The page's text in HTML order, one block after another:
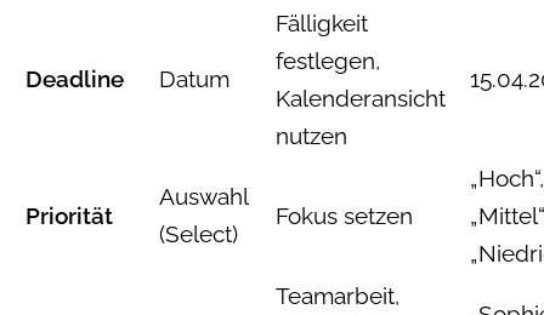
Deadline Datum
Fälligkeit
festlegen,
Kalenderansicht
nutzen
Priorität
Auswahl
(Select)
Fokus setzen
„Hoch“,
Teamarbeit,